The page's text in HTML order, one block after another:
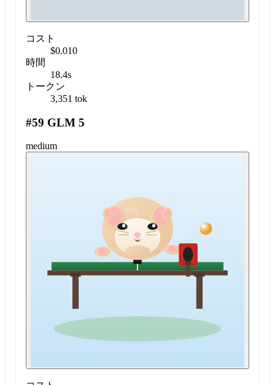
コスト
$0.010
時間
18.4s
トークン
3,351 tok
#59 GLM 5
medium